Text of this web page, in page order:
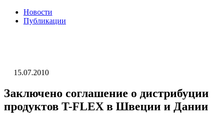
Новости
Публикации
15.07.2010
Заключено соглашение о дистрибуции
продуктов T-FLEX в Швеции и Дании